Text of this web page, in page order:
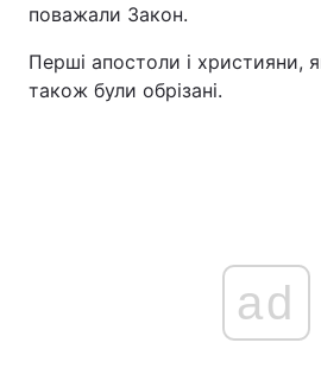
поважали Закон.
Перші апостоли і християни,
також були обрізані.
ad